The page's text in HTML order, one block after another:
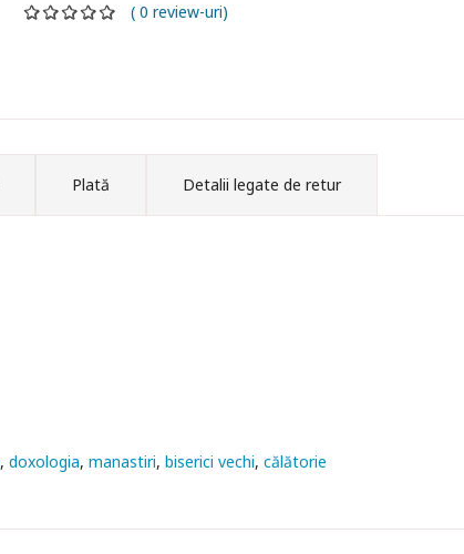
( 0 review-uri)
Plată Detalii legate de retur
doxologia manastiri biserici vechi călătorie